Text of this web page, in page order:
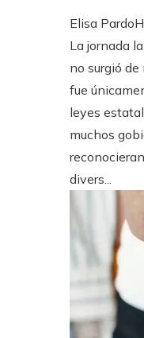
Elisa Pardo
La jornada
no surgió
fue
leyes
muchos
divers...